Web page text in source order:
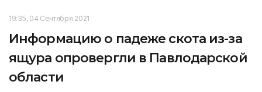
19:35, 04 Сентября 2021
Информацию о падеже скота из-за
ящура опровергли в Павлодарской
области